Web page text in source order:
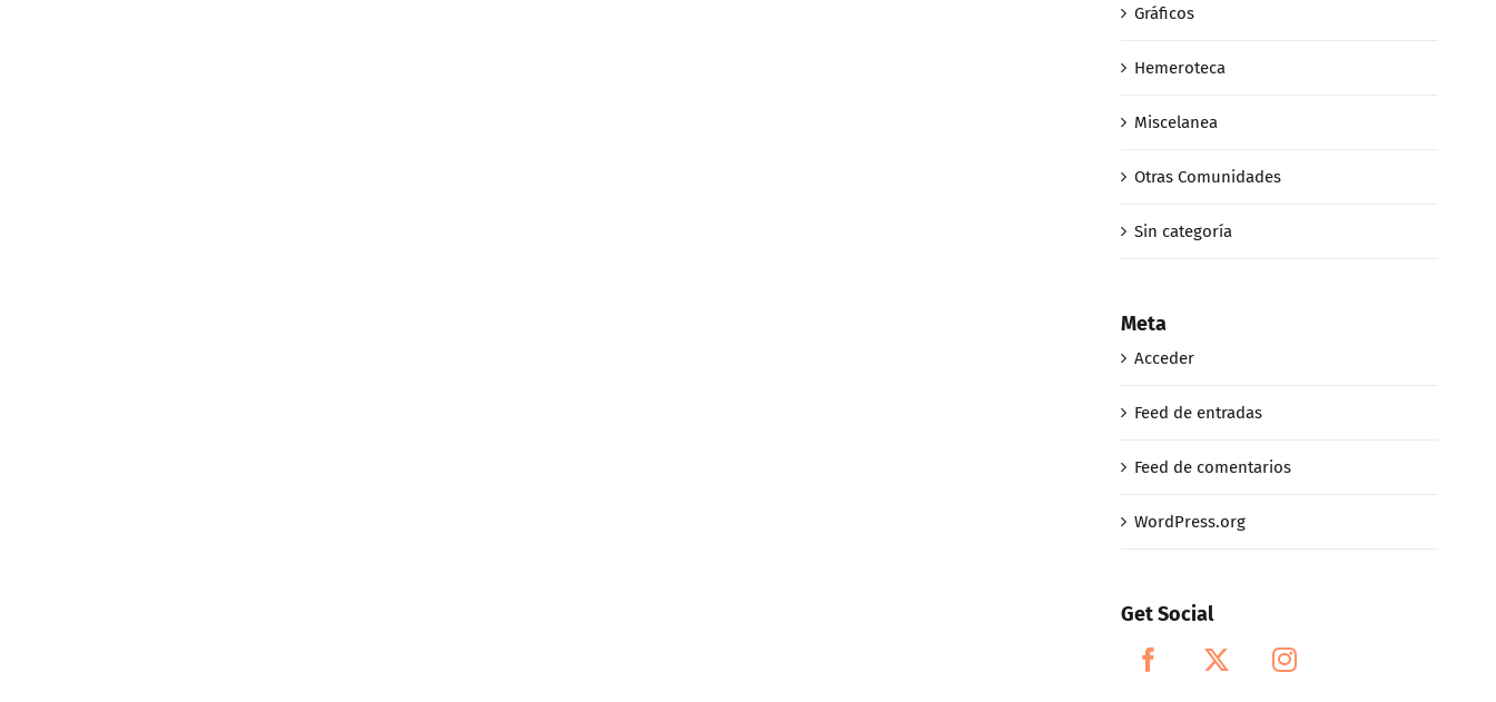
Gráficos
Hemeroteca
Miscelanea
Otras Comunidades
Sin categoría
Meta
Acceder
Feed de entradas
Feed de comentarios
WordPress.org
Get Social